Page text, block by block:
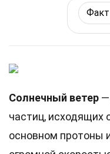
Солнечный ветер —
частиц, исходящих
основном протоны